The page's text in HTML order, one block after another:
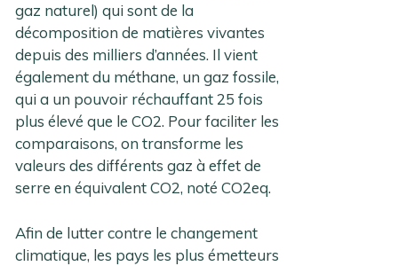
gaz naturel) qui sont de la
décomposition de matières vivantes
depuis des milliers d’années. Il vient
également du méthane, un gaz fossile,
qui a un pouvoir réchauffant 25 fois
plus élevé que le CO2. Pour faciliter les
comparaisons, on transforme les
valeurs des différents gaz à effet de
serre en équivalent CO2, noté CO2eq.
Afin de lutter contre le changement
climatique, les pays les plus émetteurs